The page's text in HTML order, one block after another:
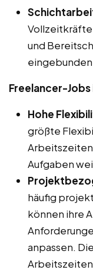
und
Freelancer-
Hohe
größte
Aufgaben
häufig
können ihre
anpassen.